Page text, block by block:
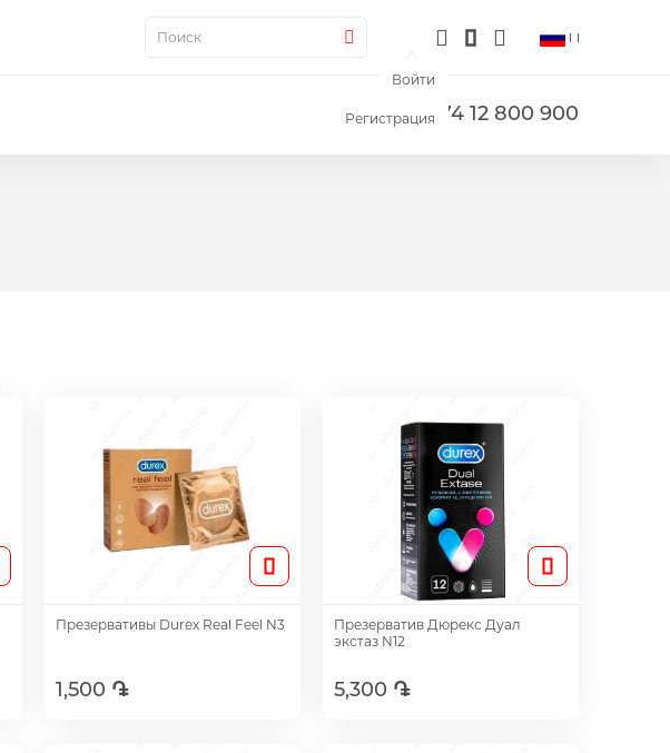
+374 12 800 900
Войти
Регистрация
Поиск
Презервативы Durex Real Feel N3
1,500 ֏
Презерватив Дюрекс Дуал
экстаз N12
5,300 ֏